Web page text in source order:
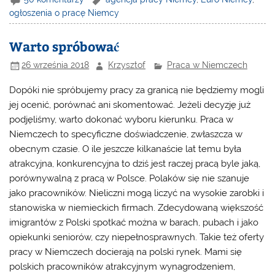
ogłoszenia o pracę Niemcy
Warto spróbować
26 września 2018 Krzysztof Praca w Niemczech
Dopóki nie spróbujemy pracy za granicą nie będziemy mogli
jej ocenić, porównać ani skomentować. Jeżeli decyzję już
podjęliśmy, warto dokonać wyboru kierunku. Praca w
Niemczech to specyficzne doświadczenie, zwłaszcza w
obecnym czasie. O ile jeszcze kilkanaście lat temu była
atrakcyjna, konkurencyjna to dziś jest raczej pracą byle jaką,
porównywalną z pracą w Polsce. Polaków się nie szanuje
jako pracowników. Nieliczni mogą liczyć na wysokie zarobki i
stanowiska w niemieckich firmach. Zdecydowaną większość
imigrantów z Polski spotkać można w barach, pubach i jako
opiekunki seniorów, czy niepełnosprawnych. Takie też oferty
pracy w Niemczech docierają na polski rynek. Mami się
polskich pracowników atrakcyjnym wynagrodzeniem,